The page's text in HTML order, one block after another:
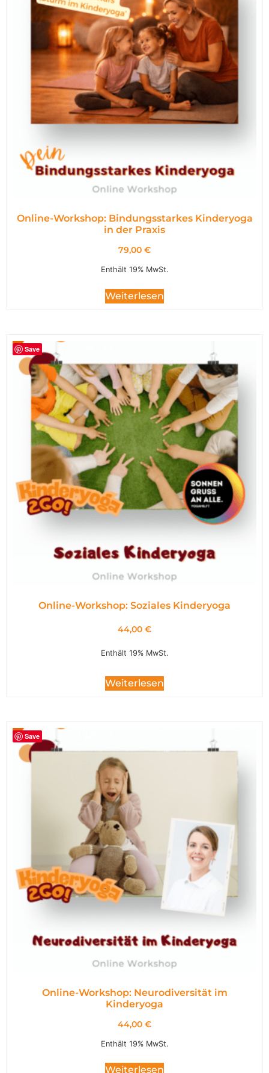
Online-Workshop: Bindungsstarkes Kinderyoga
in der Praxis
79,00 €
Enthält 19% MwSt.
Weiterlesen
Save
Online-Workshop: Soziales Kinderyoga
44,00 €
Enthält 19% MwSt.
Weiterlesen
Save
Online-Workshop: Neurodiversität im
Kinderyoga
44,00 €
Enthält 19% MwSt.
Weiterlesen